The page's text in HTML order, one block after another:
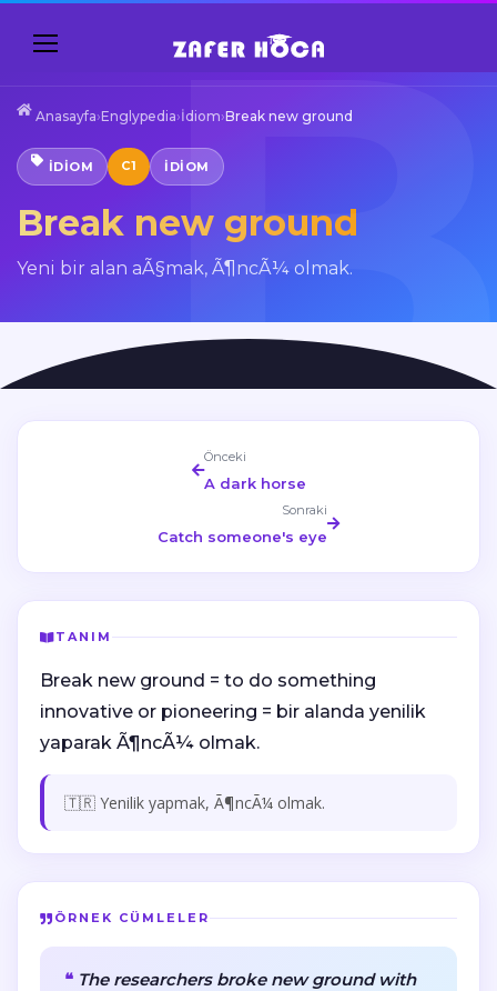
Anasayfa›Englypedia›İdiom›Break new ground
İDIOM C1 IDIOM
Break new ground
Yeni bir alan aÃ§mak, Ã¶ncÃ¼ olmak.
Önceki
A dark horse
Sonraki
Catch someone's eye
TANIM
Break new ground = to do something
innovative or pioneering = bir alanda yenilik
yaparak Ã¶ncÃ¼ olmak.
🇹🇷 Yenilik yapmak, Ã¶ncÃ¼ olmak.
ÖRNEK CÜMLELER
The researchers broke new ground with